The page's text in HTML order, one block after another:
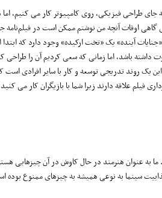
جای طراحی فیزیکی، روی کامپیوتر کار می
اوقات آنچه من نوشتم ممکن است در فیلم‌نامه
آینده» یک «تخت ارکیده» وجود دارد که
داشته باشد، اما زمانی که سعی کردیم آن را طراحی
یک روند تدریجی توسعه و کار با سایر افرادی
علاقه دارند زیرا شما با بازیگران کار می
عنوان هنرمند در حال کاوش در آن چیزهایی
سینما به نوعی همیشه به چیزهای ممنوع